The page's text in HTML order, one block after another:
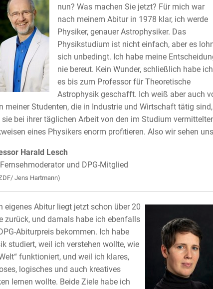
nun? Was machen Sie jetzt? Für mich war
nach meinem Abitur in 1978 klar, ich werde
Physiker, genauer Astrophysiker. Das
Physikstudium ist nicht einfach, aber es
sich unbedingt. Ich habe meine
nie bereut. Kein Wunder, schließlich habe ich
es bis zum Professor für Theoretische
Astrophysik geschafft. Ich weiß aber auch
meiner Studenten, die in Industrie und Wirtschaft tätig sind,
sie bei ihrer täglichen Arbeit von den im Studium
eines Physikers enorm profitieren. Also wir sehen
Harald Lesch
und DPG-Mitglied
Jens Hartmann)
eigenes Abitur liegt jetzt schon über 20
zurück, und damals habe ich ebenfalls
Abiturpreis bekommen. Ich habe
studiert, weil ich verstehen wollte, wie
funktioniert, und weil ich klares,
logisches und auch kreatives
lernen wollte. Beide Ziele habe ich